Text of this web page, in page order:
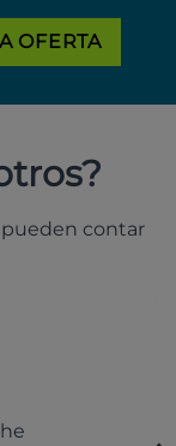
OFERTA
pueden contar